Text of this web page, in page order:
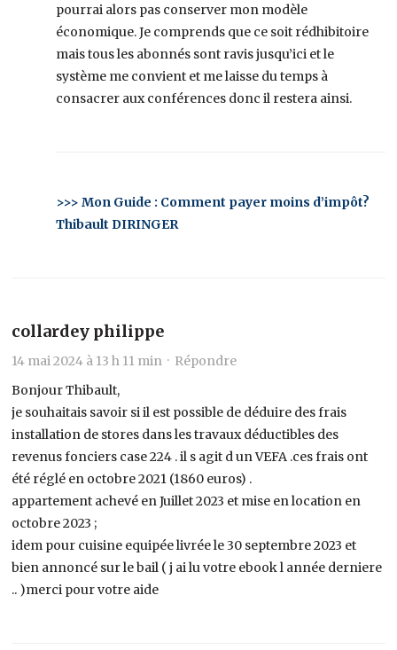
pourrai alors pas conserver mon modèle
économique. Je comprends que ce soit rédhibitoire
mais tous les abonnés sont ravis jusqu’ici et le
système me convient et me laisse du temps à
consacrer aux conférences donc il restera ainsi.
>>> Mon Guide : Comment payer moins d’impôt?
Thibault DIRINGER
collardey philippe
14 mai 2024 à 13 h 11 min · Répondre
Bonjour Thibault,
je souhaitais savoir si il est possible de déduire des frais
installation de stores dans les travaux déductibles des
revenus fonciers case 224 . il s agit d un VEFA .ces frais ont
été réglé en octobre 2021 (1860 euros) .
appartement achevé en Juillet 2023 et mise en location en
octobre 2023 ;
idem pour cuisine equipée livrée le 30 septembre 2023 et
bien annoncé sur le bail ( j ai lu votre ebook l année derniere
.. )merci pour votre aide